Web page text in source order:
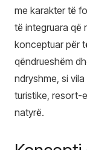
me karakter të
të integruara që
konceptuar për
qëndrueshëm
ndryshme, si
turistike, resort-
natyrë.